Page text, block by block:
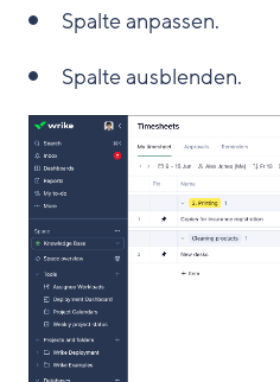
Spalte anpassen.
Spalte ausblenden.